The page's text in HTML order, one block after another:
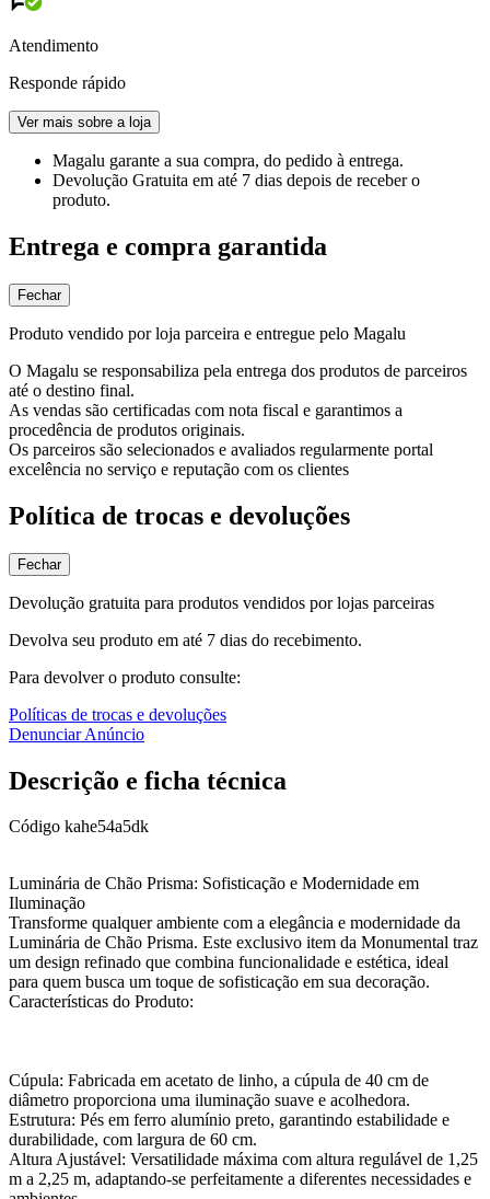
Atendimento
Responde rápido
Ver mais sobre a loja
Magalu garante a sua compra, do pedido à entrega.
Devolução Gratuita em até 7 dias depois de receber o
produto.
Entrega e compra garantida
Fechar
Produto vendido por loja parceira e entregue pelo Magalu
O Magalu se responsabiliza pela entrega dos produtos de parceiros
até o destino final.
As vendas são certificadas com nota fiscal e garantimos a
procedência de produtos originais.
Os parceiros são selecionados e avaliados regularmente portal
excelência no serviço e reputação com os clientes
Política de trocas e devoluções
Fechar
Devolução gratuita para produtos vendidos por lojas parceiras
Devolva seu produto em até 7 dias do recebimento.
Para devolver o produto consulte:
Políticas de trocas e devoluções
Denunciar Anúncio
Descrição e ficha técnica
Código kahe54a5dk
Luminária de Chão Prisma: Sofisticação e Modernidade em
Iluminação
Transforme qualquer ambiente com a elegância e modernidade da
Luminária de Chão Prisma. Este exclusivo item da Monumental traz
um design refinado que combina funcionalidade e estética, ideal
para quem busca um toque de sofisticação em sua decoração.
Características do Produto:
Cúpula: Fabricada em acetato de linho, a cúpula de 40 cm de
diâmetro proporciona uma iluminação suave e acolhedora.
Estrutura: Pés em ferro alumínio preto, garantindo estabilidade e
durabilidade, com largura de 60 cm.
Altura Ajustável: Versatilidade máxima com altura regulável de 1,25
m a 2,25 m, adaptando-se perfeitamente a diferentes necessidades e